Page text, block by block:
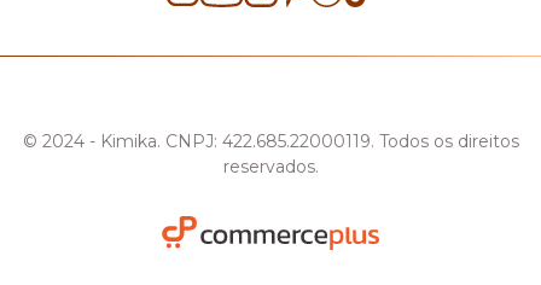
© 2024 - Kimika. CNPJ: 422.685.22000119. Todos os direitos
reservados.